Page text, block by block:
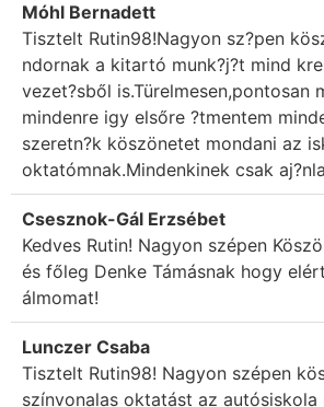
Móhl Bernadett
Tisztelt Rutin98!Nagyon sz?pen
ndornak a kitartó munk?j?t mind
vezet?sből is.Türelmesen,pontosan
mindenre igy elsőre ?tmentem
szeretn?k köszönetet mondani az
oktatómnak.Mindenkinek csak
Csesznok-Gál Erzsébet
Kedves Rutin! Nagyon szépen
és főleg Denke Támásnak hogy
álmomat!
Lunczer Csaba
Tisztelt Rutin98! Nagyon szépen
színvonalas oktatást az autósiskola